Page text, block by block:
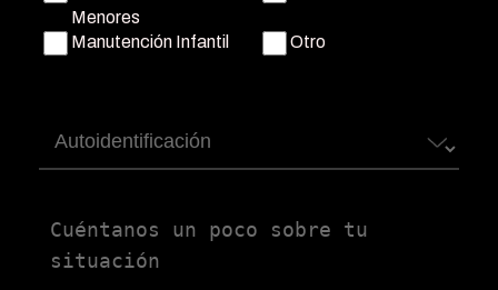
Menores
Manutención Infantil Otro
Autoidentificación
Untitled